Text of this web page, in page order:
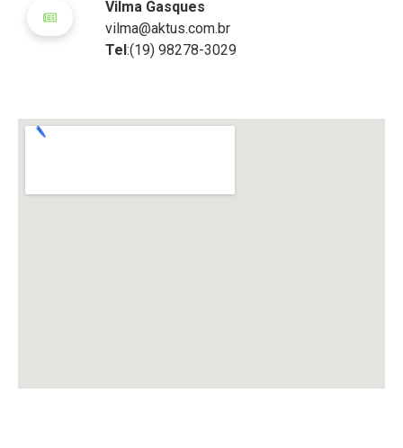
Vilma Gasques
vilma@aktus.com.br
Tel:(19) 98278-3029